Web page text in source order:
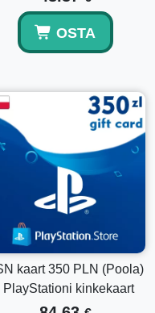
kohe pärast makse
aegu.
oma olemasoleva
neid saab kasutada
OSTA
kaart 350 PLN (Poola)
PlayStationi kinkekaart